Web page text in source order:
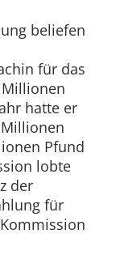
beliefen
für das
Millionen
hatte er
Pfund
lobte
der
für